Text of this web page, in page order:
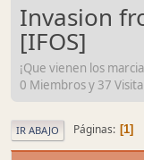
Invasion
[IFOS]
¡Que vienen los
0 Miembros y 37
IR ABAJO Páginas 1